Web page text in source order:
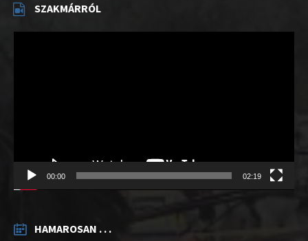
SZAKMÁRRÓL
00:00 02:19
HAMAROSAN . . .